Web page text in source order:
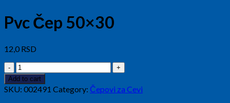
Pvc Čep 50×30
12,0 RSD
Pvc
Čep
50x30
quantity
Add to cart
SKU: 002491 Category: Čepovi za Cevi